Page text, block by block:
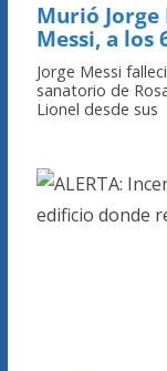
Murió Jorge
Messi, a los
Jorge Messi
sanatorio de
Lionel desde sus